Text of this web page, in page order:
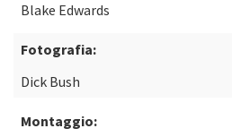
Blake Edwards
Fotografia:
Dick Bush
Montaggio: